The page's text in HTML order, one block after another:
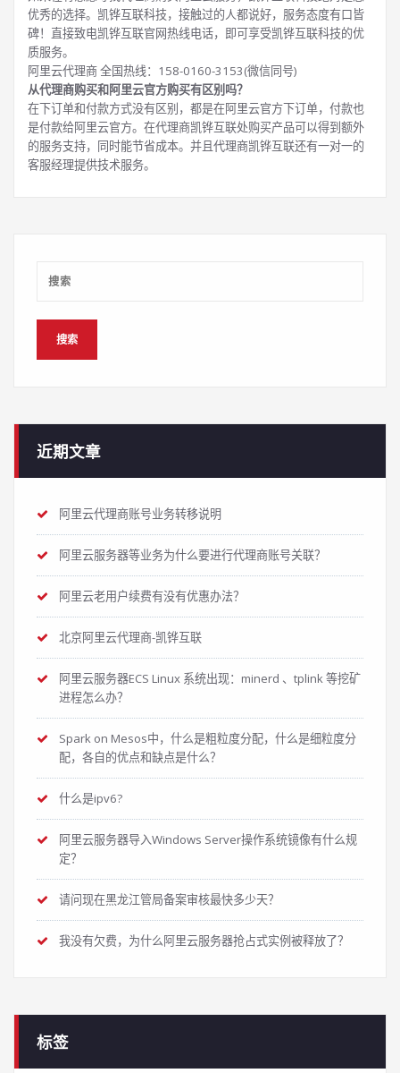
优秀的选择。凯铧互联科技，接触过的人都说好，服务态度有口皆
碑！直接致电凯铧互联官网热线电话，即可享受凯铧互联科技的优
质服务。
阿里云代理商 全国热线：158-0160-3153(微信同号)
从代理商购买和阿里云官方购买有区别吗？
在下订单和付款方式没有区别，都是在阿里云官方下订单，付款也
是付款给阿里云官方。在代理商凯铧互联处购买产品可以得到额外
的服务支持，同时能节省成本。并且代理商凯铧互联还有一对一的
客服经理提供技术服务。
近期文章
阿里云代理商账号业务转移说明
阿里云服务器等业务为什么要进行代理商账号关联？
阿里云老用户续费有没有优惠办法？
北京阿里云代理商-凯铧互联
阿里云服务器ECS Linux 系统出现：minerd 、tplink 等挖矿
进程怎么办？
Spark on Mesos中，什么是粗粒度分配，什么是细粒度分
配，各自的优点和缺点是什么？
什么是ipv6?
阿里云服务器导入Windows Server操作系统镜像有什么规
定？
请问现在黑龙江管局备案审核最快多少天？
我没有欠费，为什么阿里云服务器抢占式实例被释放了？
标签